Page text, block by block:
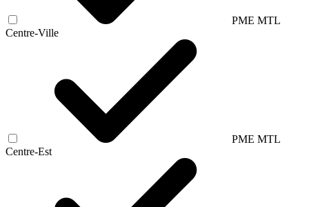
PME MTL
Centre-Ville
PME MTL
Centre-Est